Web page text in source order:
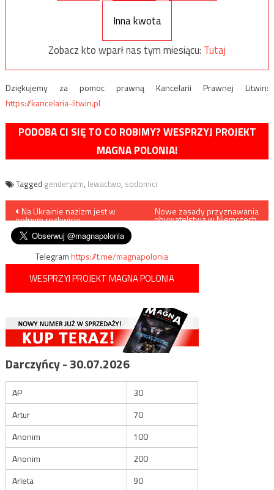
Inna kwota
Zobacz kto wparł nas tym miesiącu: Tutaj
Dziękujemy za pomoc prawną Kancelarii Prawnej Litwin:
https://kancelaria-litwin.pl
PODOBA CI SIĘ TO CO ROBIMY? WESPRZYJ PROJEKT
MAGNA POLONIA!
Tagged genderyzm, lewactwo, sodomici
Nawigacja
wpisu
Na Ukrainie nazizm jest w
pełnym rozkwicie
Nowe zasady przyznawania
obywatelstwa w Niemczech.
Telegramhttps://t.me/magnapolonia
WESPRZYJ PROJEKT MAGNA POLONIA
Darczyńcy - 30.07.2026
AP
30
Artur
70
Anonim
100
Anonim
200
Arleta
90